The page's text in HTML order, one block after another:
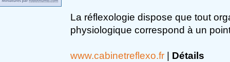
La réflexologie dispose que tout
physiologique correspond à un
www.cabinetreflexo.fr | Détails